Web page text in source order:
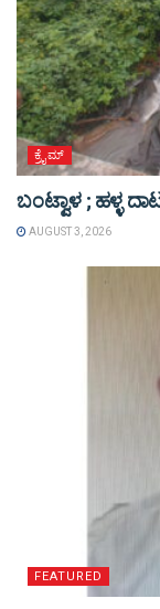
ಕ್ರೈಮ್
ಬಂಟ್ವಾಳ ; ಹಳ್ಳ
AUGUST 3, 2026
FEATURED